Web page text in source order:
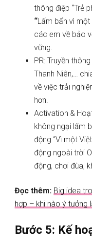
thông điệp “Trẻ
“Lấm bẩn vì một
các em về bảo
vững.
PR: Truyền
Thanh Niên,…
về việc trải
hơn.
Activation &
không ngại lấm
động “Vì một
động ngoài trời
động, chơi đùa,
Đọc thêm: Big idea
hợp – khi nào ý tưởng
Bước 5: Kế